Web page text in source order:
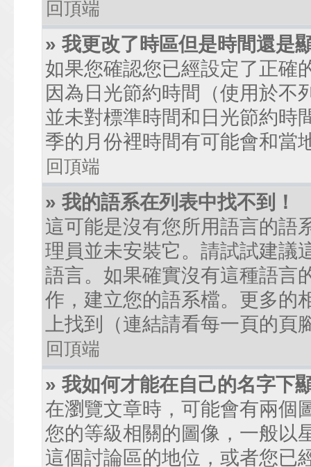
回頂端
» 我更改了時區但是時間還是
如果您確認您已經設定了正確
因為日光節約時間（使用於不
並未對標準時間和日光節約時
季的月份裡時間有可能會和當
回頂端
» 我的語系在列表中找不到！
這可能是沒有您所用語言的語
理員並未安裝它。請試試建議
語言。如果確實沒有這種語言
作，建立您的語系檔。更多的
上找到（連結請看每一頁的頁
回頂端
» 我如何才能在自己的名字下
在瀏覽文章時，可能會有兩個
您的等級相關的圖像，一般以
這個討論區的地位，或者您已